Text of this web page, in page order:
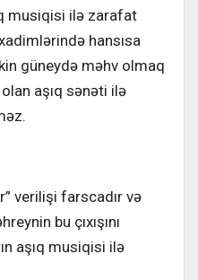
musiqisi ilə zarafat
hansısa
güneydə məhv olmaq
aşıq sənəti ilə
verilişi farscadır və
bu çıxışını
aşıq musiqisi ilə